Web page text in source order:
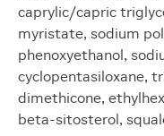
caprylic/capric
myristate, sodium
phenoxyethanol,
cyclopentasiloxane,
dimethicone,
beta-sitosterol,